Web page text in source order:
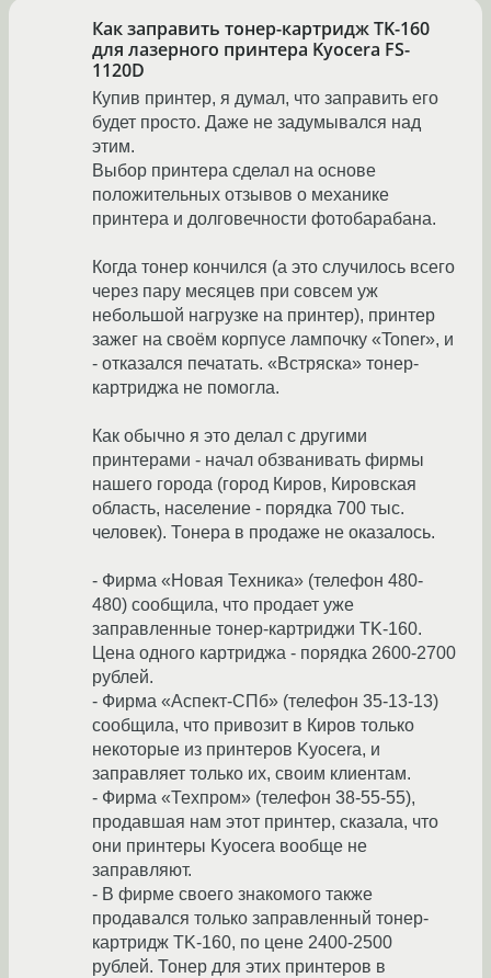
Как заправить тонер-картридж TK-160
для лазерного принтера Kyocera FS-
1120D
Купив принтер, я думал, что заправить его
будет просто. Даже не задумывался над
этим.
Выбор принтера сделал на основе
положительных отзывов о механике
принтера и долговечности фотобарабана.
Когда тонер кончился (а это случилось всего
через пару месяцев при совсем уж
небольшой нагрузке на принтер), принтер
зажег на своём корпусе лампочку «Toner», и
- отказался печатать. «Встряска» тонер-
картриджа не помогла.
Как обычно я это делал с другими
принтерами - начал обзванивать фирмы
нашего города (город Киров, Кировская
область, население - порядка 700 тыс.
человек). Тонера в продаже не оказалось.
- Фирма «Новая Техника» (телефон 480-
480) сообщила, что продает уже
заправленные тонер-картриджи TK-160.
Цена одного картриджа - порядка 2600-2700
рублей.
- Фирма «Аспект-СПб» (телефон 35-13-13)
сообщила, что привозит в Киров только
некоторые из принтеров Kyocera, и
заправляет только их, своим клиентам.
- Фирма «Техпром» (телефон 38-55-55),
продавшая нам этот принтер, сказала, что
они принтеры Kyocera вообще не
заправляют.
- В фирме своего знакомого также
продавался только заправленный тонер-
картридж TK-160, по цене 2400-2500
рублей. Тонер для этих принтеров в